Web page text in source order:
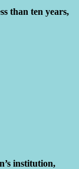
than ten years,
institution,